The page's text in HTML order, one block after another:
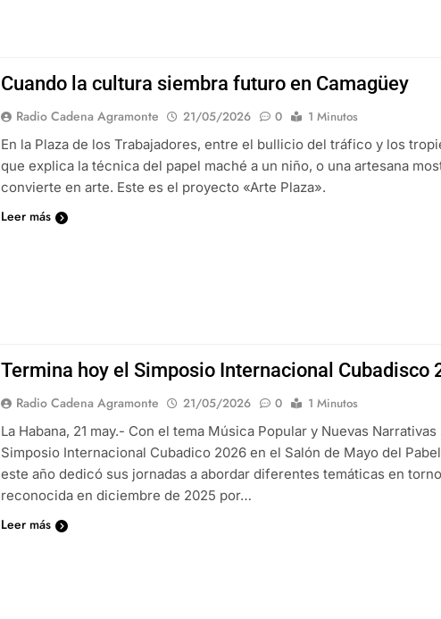
Cuando la cultura siembra futuro en Camagüey
Radio Cadena Agramonte 21/05/2026 0
1 Minutos
En la Plaza de los Trabajadores, entre el bullicio del tráfico y los
que explica la técnica del papel maché a un niño, o una artesana
convierte en arte. Este es el proyecto «Arte Plaza».
Leer más
Termina hoy el Simposio Internacional Cubadisco
Radio Cadena Agramonte 21/05/2026 0
1 Minutos
La Habana, 21 may.- Con el tema Música Popular y Nuevas
Simposio Internacional Cubadico 2026 en el Salón de Mayo del
este año dedicó sus jornadas a abordar diferentes temáticas en
reconocida en diciembre de 2025 por…
Leer más